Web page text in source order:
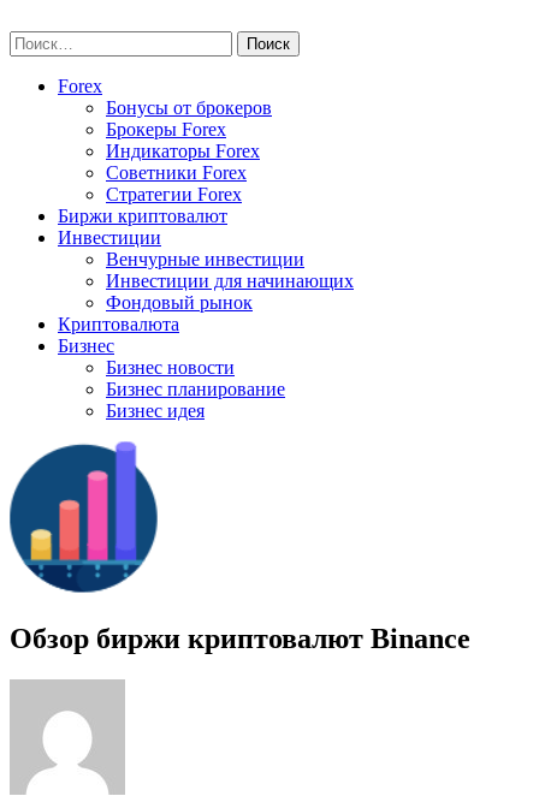
to
content
Найти:
Forex
Бонусы от брокеров
Брокеры Forex
Индикаторы Forex
Советники Forex
Стратегии Forex
Биржи криптовалют
Инвестиции
Венчурные инвестиции
Инвестиции для начинающих
Фондовый рынок
Криптовалюта
Бизнес
Бизнес новости
Бизнес планирование
Бизнес идея
Обзор биржи криптовалют Binance